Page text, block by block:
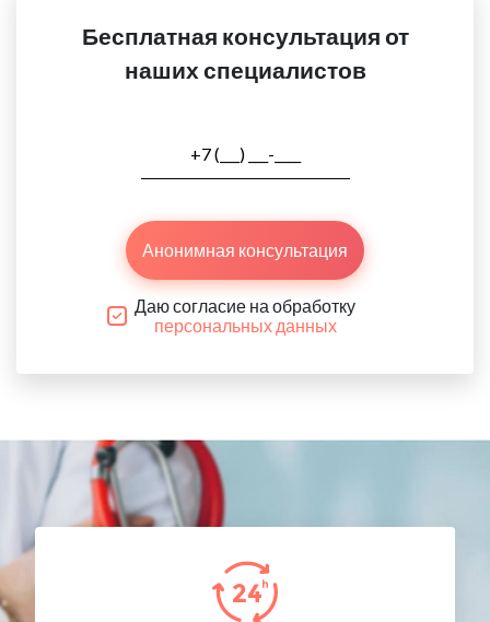
Бесплатная консультация от
наших специалистов
Анонимная консультация
Даю согласие на обработку
персональных данных